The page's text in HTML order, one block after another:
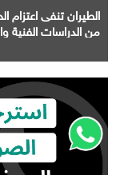
الطيران تنفى اعتزام
من الدراسات الفنية